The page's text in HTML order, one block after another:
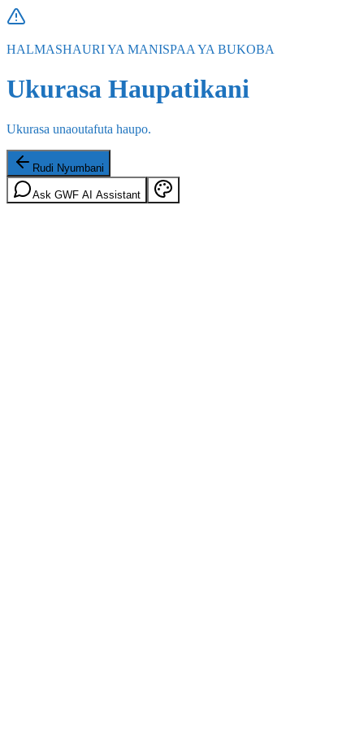
HALMASHAURI YA MANISPAA YA BUKOBA
Ukurasa Haupatikani
Ukurasa unaoutafuta haupo.
Rudi Nyumbani
Ask GWF AI Assistant